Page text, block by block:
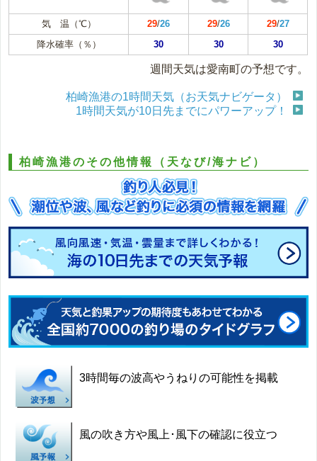
気 温（℃） 29/26 29/26 29/27
降水確率（％）
30 30 30
週間天気は愛南町の予想です。
柏崎漁港の1時間天気（お天気ナビゲータ）
1時間天気が10日先までにパワーアップ！
柏崎漁港のその他情報（天なび/海ナビ）
3時間毎の波高やうねりの可能性を掲載
風の吹き方や風上･風下の確認に役立つ